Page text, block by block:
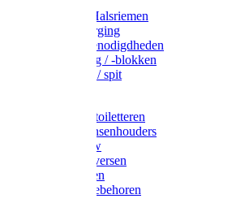
Halsters / Halsriemen
Hoefverzorging
Lammer benodigdheden
Ramdektuig / -blokken
Vastzetpen / spit
Poetsen & toiletteren
Zadel-/Trensenhouders
Halstertouw
Halsters diversen
Hoofdstellen
Zadel & toebehoren